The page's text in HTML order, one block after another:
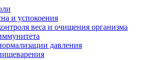
и успокоения
веса и очищения организма
давления